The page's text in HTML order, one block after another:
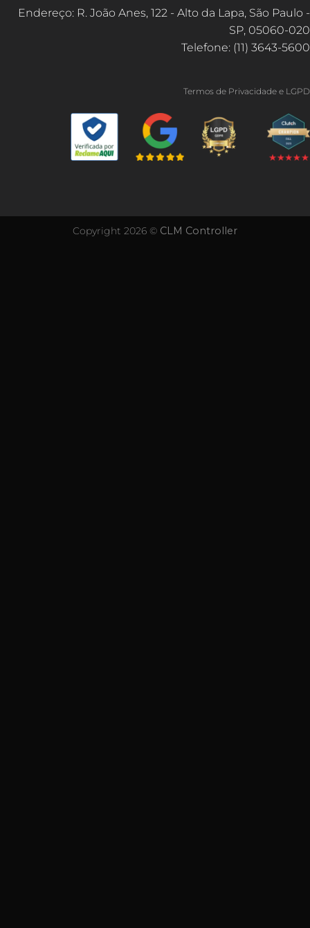
Endereço: R. João Anes, 122 - Alto da Lapa, São Paulo -
SP, 05060-020
Telefone: (11) 3643-5600
Termos de Privacidade e LGPD
Copyright 2026 © CLM Controller